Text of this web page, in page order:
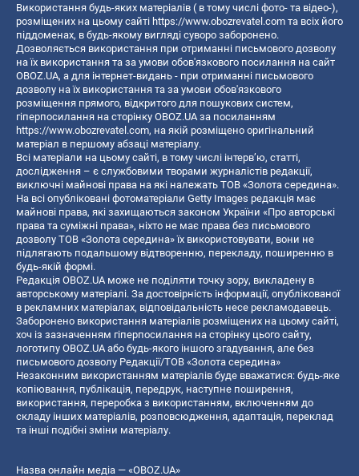
Використання будь-яких матеріалів ( в тому числі фото- та відео-),
розміщених на цьому сайті https://www.obozrevatel.com та всіх його
піддоменах, в будь-якому вигляді суворо заборонено.
Дозволяється використання при отриманні письмового дозволу
на їх використання та за умови обов'язкового посилання на сайт
OBOZ.UA, а для інтернет-видань - при отриманні письмового
дозволу на їх використання та за умови обов'язкового
розміщення прямого, відкритого для пошукових систем,
гіперпосилання на сторінку OBOZ.UA за посиланням
https://www.obozrevatel.com, на якій розміщено оригінальний
матеріал в першому абзаці матеріалу.
Всі матеріали на цьому сайті, в тому числі інтерв’ю, статті,
дослідження – є службовими творами журналістів редакції,
виключні майнові права на які належать ТОВ «Золота середина».
На всі опубліковані фотоматеріали Getty Images редакція має
майнові права, які захищаються законом України «Про авторські
права та суміжні права», ніхто не має права без письмового
дозволу ТОВ «Золота середина» їх використовувати, вони не
підлягають подальшому відтворенню, перекладу, поширенню в
будь-якій формі.
Редакція OBOZ.UA може не поділяти точку зору, викладену в
авторському матеріалі. За достовірність інформації, опублікованої
в рекламних матеріалах, відповідальність несе рекламодавець.
Заборонено використання матеріалів розміщених на цьому сайті,
хоч із зазначенням гіперпосилання на сторінку цього сайту,
логотипу OBOZ.UA або будь-якого іншого згадування, але без
письмового дозволу Редакції/ТОВ «Золота середина»
Незаконним використанням матеріалів буде вважатися: будь-яке
копiювання, публiкацiя, передрук, наступне поширення,
використання, переробка з використанням, включенням до
складу інших матеріалів, розповсюдження, адаптація, переклад
та інші подібні зміни матеріалу.
Назва онлайн медіа — «OBOZ.UA»